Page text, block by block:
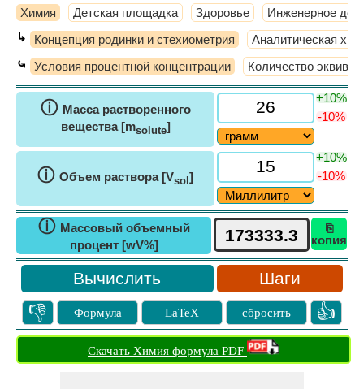
Химия Детская площадка Здоровье Инженерное
↳ Концепция родинки и стехиометрия Аналитическая
⤿ Условия процентной концентрации Количество
ⓘ Масса растворенного
вещества [msolute]
+10%
-10%
ⓘ Объем раствора [Vsol ]
+10%
-10%
ⓘ Массовый объемный
процент [wV%]
⎘
копия
Шаги
👎 Формула LaTeX сбросить 👍
Скачать Химия формула PDF